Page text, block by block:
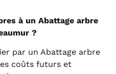
à un Abattage arbre
?
par un Abattage arbre
coûts futurs et